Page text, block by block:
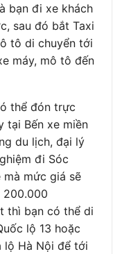
bạn đi xe khách
sau đó bắt Taxi
tô di chuyển tới
máy, mô tô đến
thể đón trực
tại Bến xe miền
du lịch, đại lý
đi Sóc
mức giá sẽ
200.000
thì bạn có thể di
lộ 13 hoặc
lộ Hà Nội để tới